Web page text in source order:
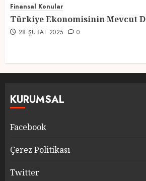
Finansal Konular
Türkiye Ekonomisinin Mevcut
28 ŞUBAT 2025 0
KURUMSAL
Facebook
Çerez Politikası
Twitter